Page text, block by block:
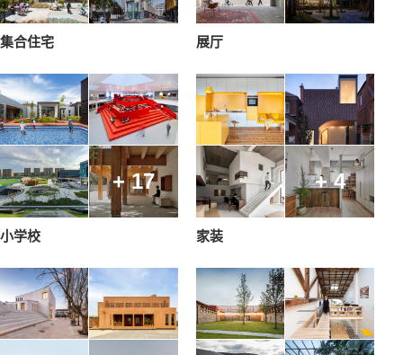
集合住宅 展厅
+ 17
小学校
+ 4
家装